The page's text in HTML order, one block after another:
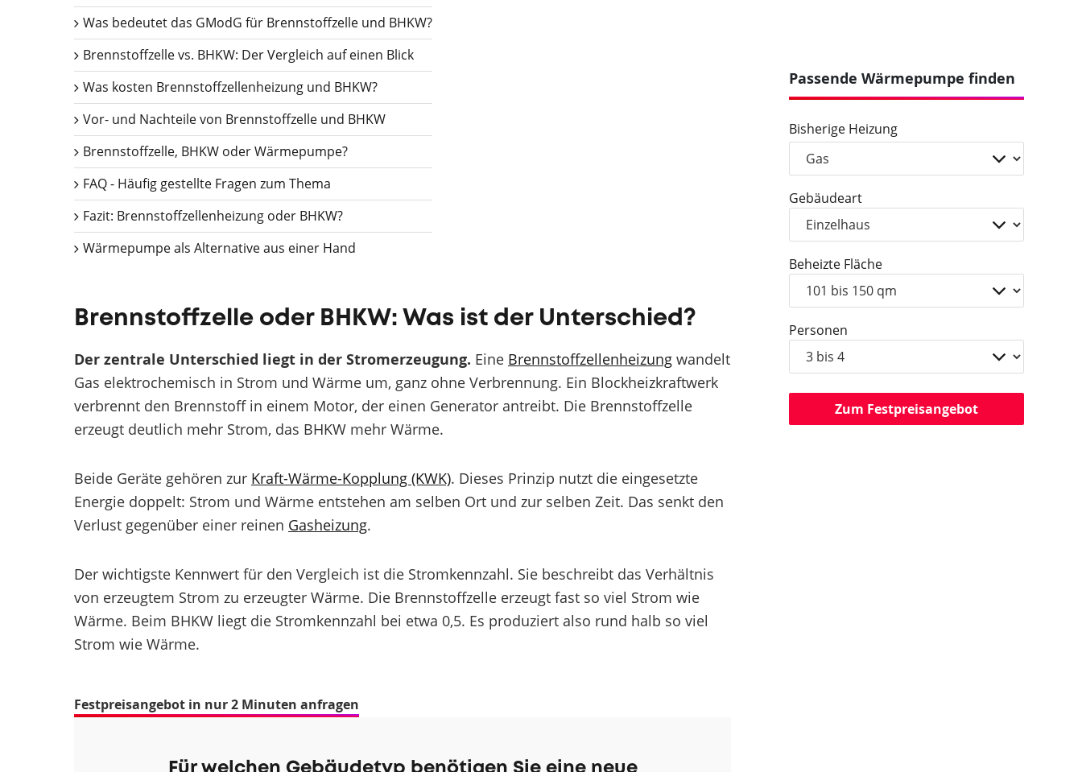
Was bedeutet das GModG für Brennstoffzelle und BHKW?
Brennstoffzelle vs. BHKW: Der Vergleich auf einen Blick
Was kosten Brennstoffzellenheizung und BHKW?
Vor- und Nachteile von Brennstoffzelle und BHKW
Brennstoffzelle, BHKW oder Wärmepumpe?
FAQ - Häufig gestellte Fragen zum Thema
Fazit: Brennstoffzellenheizung oder BHKW?
Wärmepumpe als Alternative aus einer Hand
Brennstoffzelle oder BHKW: Was ist der Unterschied?
Der zentrale Unterschied liegt in der Stromerzeugung. Eine Brennstoffzellenheizung wandelt
Gas elektrochemisch in Strom und Wärme um, ganz ohne Verbrennung. Ein Blockheizkraftwerk
verbrennt den Brennstoff in einem Motor, der einen Generator antreibt. Die Brennstoffzelle
erzeugt deutlich mehr Strom, das BHKW mehr Wärme.
Beide Geräte gehören zur Kraft-Wärme-Kopplung (KWK). Dieses Prinzip nutzt die eingesetzte
Energie doppelt: Strom und Wärme entstehen am selben Ort und zur selben Zeit. Das senkt den
Verlust gegenüber einer reinen Gasheizung.
Der wichtigste Kennwert für den Vergleich ist die Stromkennzahl. Sie beschreibt das Verhältnis
von erzeugtem Strom zu erzeugter Wärme. Die Brennstoffzelle erzeugt fast so viel Strom wie
Wärme. Beim BHKW liegt die Stromkennzahl bei etwa 0,5. Es produziert also rund halb so viel
Strom wie Wärme.
Festpreisangebot in nur 2 Minuten anfragen
Für welchen Gebäudetyp benötigen Sie eine neue
Passende Wärmepumpe finden
Bisherige Heizung
Gebäudeart
Beheizte Fläche
Personen
Zum Festpreisangebot